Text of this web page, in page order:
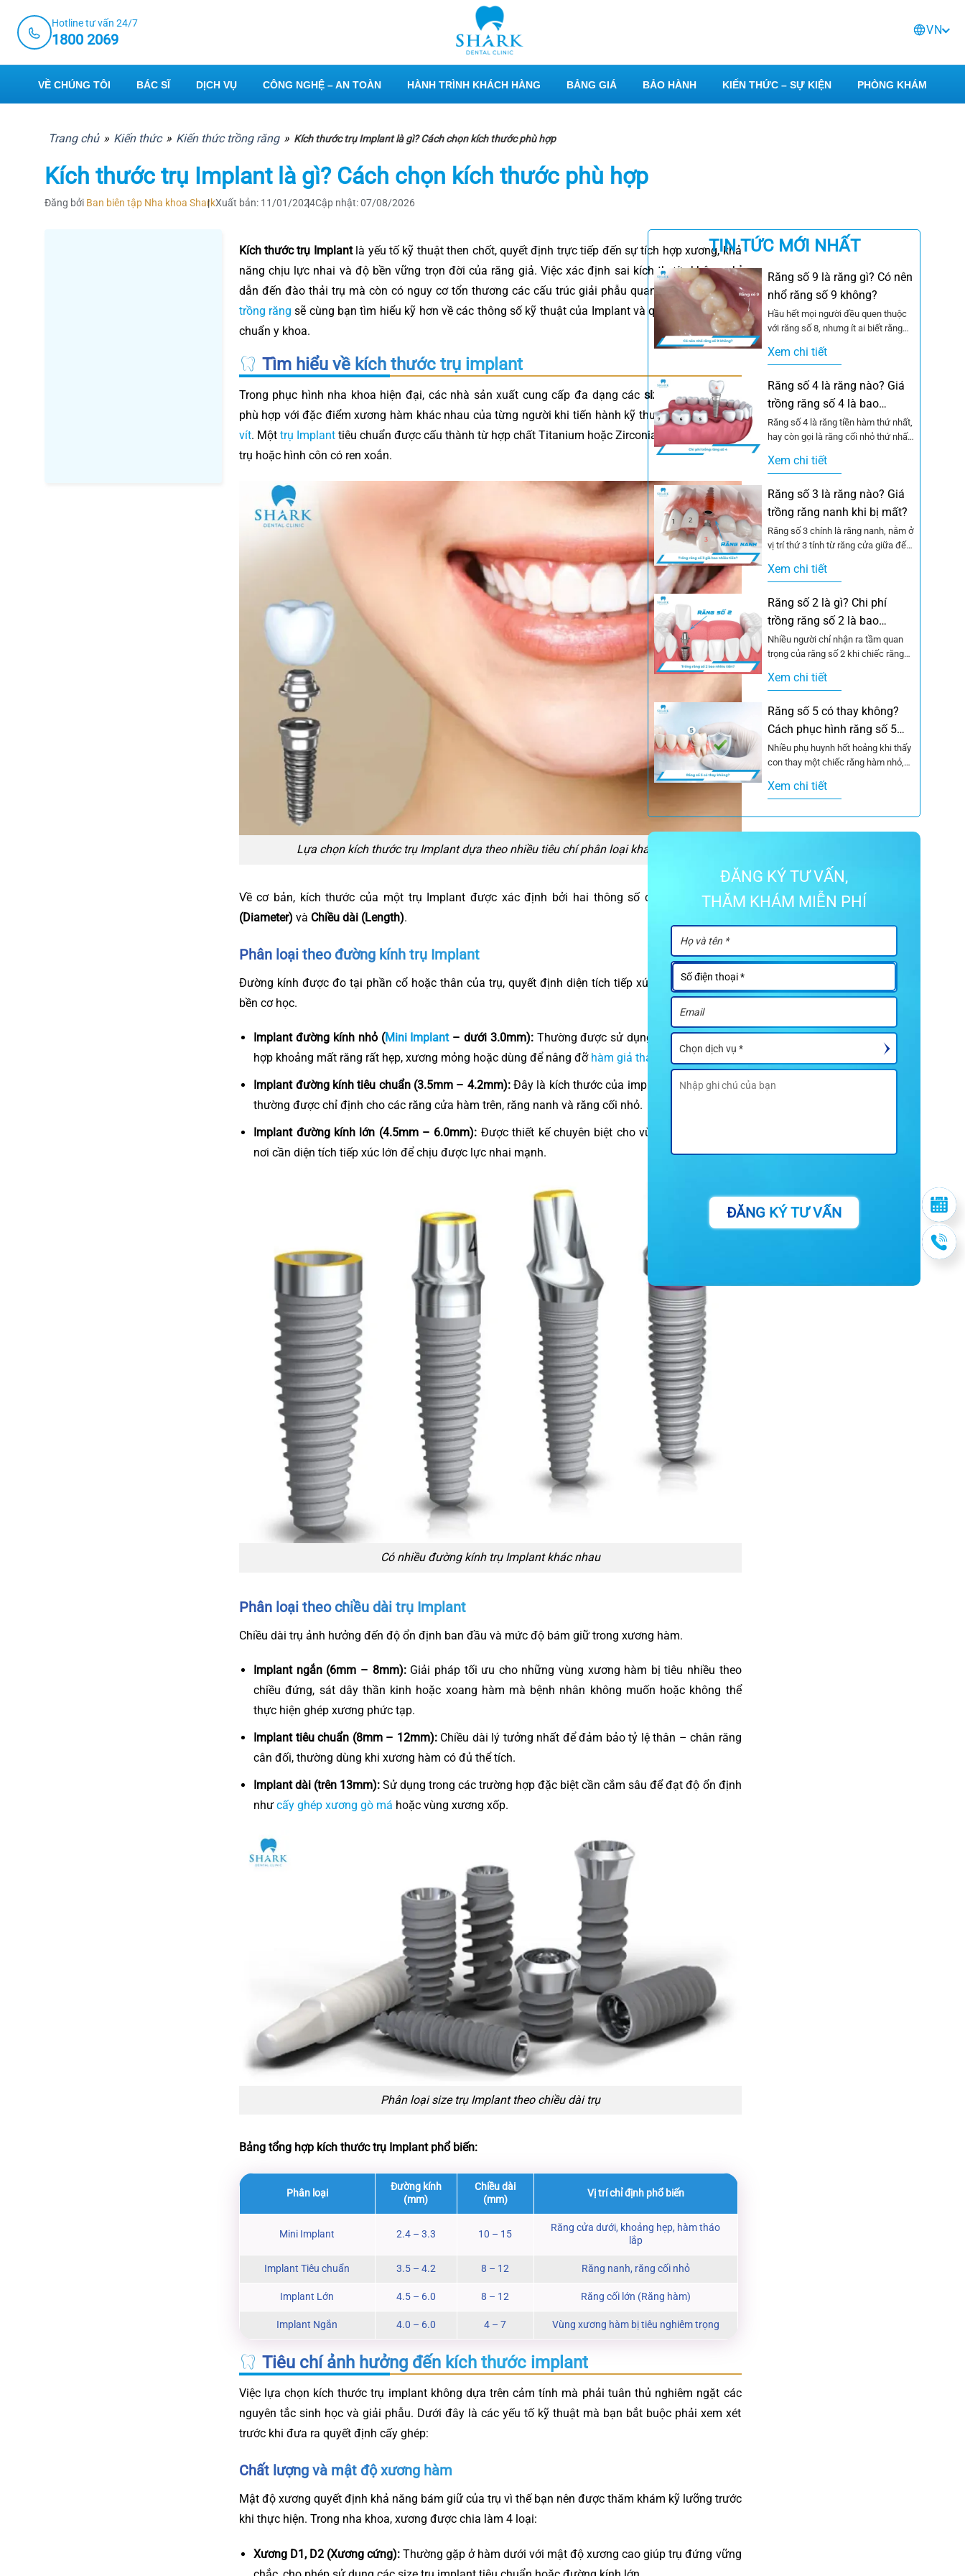
content
Hotline tư vấn 24/7
1800 2069
VN
VỀ CHÚNG TÔI BÁC SĨ DỊCH VỤ CÔNG NGHỆ – AN TOÀN HÀNH TRÌNH KHÁCH HÀNG BẢNG GIÁ BẢO HÀNH KIẾN THỨC – SỰ KIỆN PHÒNG KHÁM
Trang chủ » Kiến thức » Kiến thức trồng răng » Kích thước trụ Implant là gì? Cách chọn kích thước phù hợp
Kích thước trụ Implant là gì? Cách chọn kích thước phù hợp
Đăng bởi Ban biên tập Nha khoa SharkXuất bản: 11/01/2024Cập nhật: 07/08/2026
Kích thước trụ Implantlà yếu tố kỹ thuật then chốt, quyết định trực tiếp đến sự tích hợp xương, khả
năng chịu lực nhai và độ bền vững trọn đời của răng giả. Việc xác định sai kích thước không chỉ
dẫn đến đào thải trụ mà còn có nguy cơ tổn thương các cấu trúc giải phẫu quan trọng.
Kiến thức
trồng răng sẽ cùng bạn tìm hiểu kỹ hơn về các thông số kỹ thuật của Implant và quy trình lựa chọn
chuẩn y khoa.
Tìm hiểu về kích thước trụ implant
Trong phục hình nha khoa hiện đại, các nhà sản xuất cung cấp đa dạng các size trụ implant
phù hợp với đặc điểm xương hàm khác nhau của từng người khi tiến hành kỹ thuậttrồng răng bắt
vít. Một trụ Implanttiêu chuẩn được cấu thành từ hợp chất Titanium hoặc Zirconia, với thiết kế hình
trụ hoặc hình côn có ren xoắn.
Lựa chọn kích thước trụ Implant dựa theo nhiều tiêu chí phân loại khác nhau
Về cơ bản, kích thước của một trụ Implant được xác định bởi hai thông số chính:
Đường kính
(Diameter) và Chiều dài (Length).
Phân loại theo đường kính trụ Implant
Đường kính được đo tại phần cổ hoặc thân của trụ, quyết định diện tích tiếp xúc với xương và độ
bền cơ học.
Implant đường kính nhỏ (Mini Implant– dưới 3.0mm):Thường được sử dụng trong các trường
hợp khoảng mất răng rất hẹp, xương mỏng hoặc dùng để nâng đỡ hàm giả tháo lắp tạm thời
Implant đường kính tiêu chuẩn (3.5mm – 4.2mm):Đây là kích thước của implant phổ biến nhất,
thường được chỉ định cho các răng cửa hàm trên, răng nanh và răng cối nhỏ.
Implant đường kính lớn (4.5mm – 6.0mm): Được thiết kế chuyên biệt cho vùng răng cối lớn –
nơi cần diện tích tiếp xúc lớn để chịu được lực nhai mạnh.
Có nhiều đường kính trụ Implant khác nhau
Phân loại theo chiều dài trụ Implant
Chiều dài trụ ảnh hưởng đến độ ổn định ban đầu và mức độ bám giữ trong xương hàm.
Implant ngắn (6mm – 8mm):Giải pháp tối ưu cho những vùng xương hàm bị tiêu nhiều theo
chiều đứng, sát dây thần kinh hoặc xoang hàm mà bệnh nhân không muốn hoặc không thể
thực hiện ghép xương phức tạp.
Implant tiêu chuẩn (8mm – 12mm):Chiều dài lý tưởng nhất để đảm bảo tỷ lệ thân – chân răng
cân đối, thường dùng khi xương hàm có đủ thể tích.
Implant dài (trên 13mm): Sử dụng trong các trường hợp đặc biệt cần cắm sâu để đạt độ ổn định
nhưcấy ghép xương gò má hoặc vùng xương xốp.
Phân loại size trụ Implant theo chiều dài trụ
Bảng tổng hợp kích thước trụ Implant phổ biến:
Phân loại
Đường kính
(mm)
Chiều dài
(mm)
Vị trí chỉ định phổ biến
Mini Implant 2.4 – 3.3 10 – 15
Răng cửa dưới, khoảng hẹp, hàm tháo
lắp
Implant Tiêu chuẩn 3.5 – 4.2 8 – 12 Răng nanh, răng cối nhỏ
Implant Lớn 4.5 – 6.0 8 – 12 Răng cối lớn (Răng hàm)
Implant Ngắn 4.0 – 6.0 4 – 7 Vùng xương hàm bị tiêu nghiêm trọng
Tiêu chí ảnh hưởng đến kích thước implant
Việc lựa chọn kích thước trụ implant không dựa trên cảm tính mà phải tuân thủ nghiêm ngặt các
nguyên tắc sinh học và giải phẫu. Dưới đây là các yếu tố kỹ thuật mà bạn bắt buộc phải xem xét
trước khi đưa ra quyết định cấy ghép:
Chất lượng và mật độ xương hàm
Mật độ xương quyết định khả năng bám giữ của trụ vì thế bạn nên được thăm khám kỹ lưỡng trước
khi thực hiện. Trong nha khoa, xương được chia làm 4 loại:
Xương D1, D2 (Xương cứng): Thường gặp ở hàm dưới với mật độ xương cao giúp trụ đứng vững
TIN TỨC MỚI NHẤT
Răng số 9 là răng gì? Có nên
nhổ răng số 9 không?
Hầu hết mọi người đều quen thuộc
với răng số 8, nhưng ít ai biết rằng
Xem chi tiết
Răng số 4 là răng nào? Giá
trồng răng số 4 là bao
nhiêu?
Răng số 4 là răng tiền hàm thứ nhất,
hay còn gọi là răng cối nhỏ thứ nhất,
Xem chi tiết
Răng số 3 là răng nào? Giá
trồng răng nanh khi bị mất?
Răng số 3 chính là răng nanh, nằm ở
vị trí thứ 3 tính từ răng cửa giữa đếm
Xem chi tiết
Răng số 2 là gì? Chi phí
trồng răng số 2 là bao
nhiêu?
Nhiều người chỉ nhận ra tầm quan
trọng của răng số 2 khi chiếc răng
Xem chi tiết
Răng số 5 có thay không?
Cách phục hình răng số 5
hiệu quả
Nhiều phụ huynh hốt hoảng khi thấy
con thay một chiếc răng hàm nhỏ,
Xem chi tiết
ĐĂNG KÝ TƯ VẤN,
THĂM KHÁM MIỄN PHÍ
ĐĂNG KÝ TƯ VẤN